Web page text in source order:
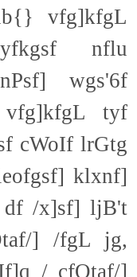
vfg]kfgL
nflu
wgs'6f
tyf
cWoIf lrGtg
klxnf]
df /x]sf] ljB't
] /fgL jg,
/ cfOtaf/]